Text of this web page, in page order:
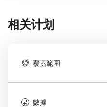
相关计划
覆蓋範圍
數據